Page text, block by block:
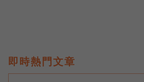
即時熱門文章